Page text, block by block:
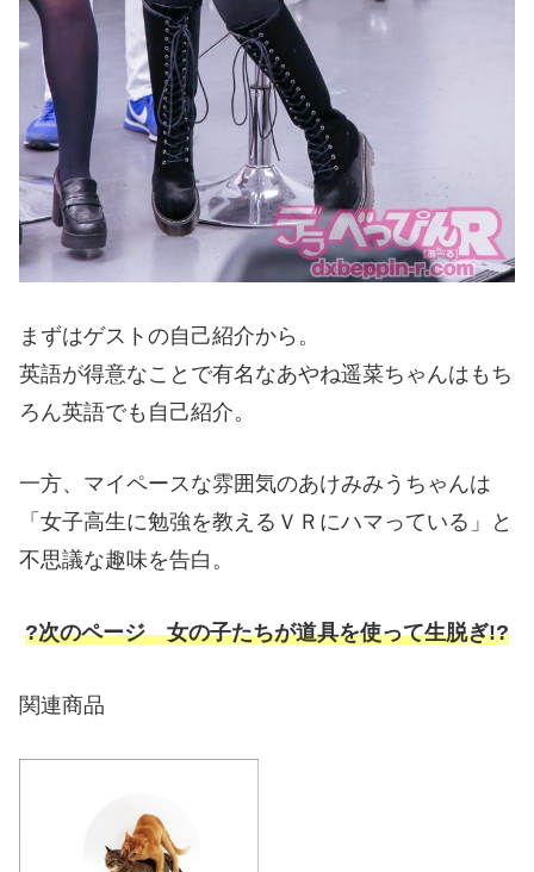
まずはゲストの自己紹介から。
英語が得意なことで有名なあやね遥菜ちゃんはもち
ろん英語でも自己紹介。
一方、マイペースな雰囲気のあけみみうちゃんは
「女子高生に勉強を教えるＶＲにハマっている」と
不思議な趣味を告白。
?次のページ 女の子たちが道具を使って生脱ぎ!?
関連商品